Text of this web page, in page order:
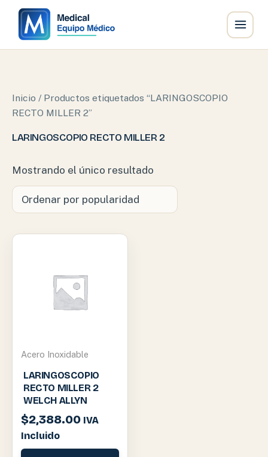
Inicio / Productos etiquetados “LARINGOSCOPIO
RECTO MILLER 2”
LARINGOSCOPIO RECTO MILLER 2
Mostrando el único resultado
Acero Inoxidable
LARINGOSCOPIO
RECTO MILLER 2
WELCH ALLYN
$2,388.00 IVA
Incluido